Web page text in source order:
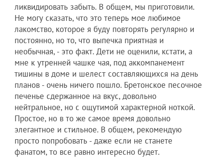
ликвидировать забыть. В общем, мы приготовили.
Не могу сказать, что это теперь мое любимое
лакомство, которое я буду повторять регулярно и
постоянно, но то, что выпечка приятная и
необычная, - это факт. Дети не оценили, кстати, а
мне к утренней чашке чая, под аккомпанемент
тишины в доме и шелест составляющихся на день
планов - очень ничего пошло. Бретонское песочное
печенье сдержанное на вкус, довольно
нейтральное, но с ощутимой характерной ноткой.
Простое, но в то же самое время довольно
элегантное и стильное. В общем, рекомендую
просто попробовать - даже если не станете
фанатом, то все равно интересно будет.